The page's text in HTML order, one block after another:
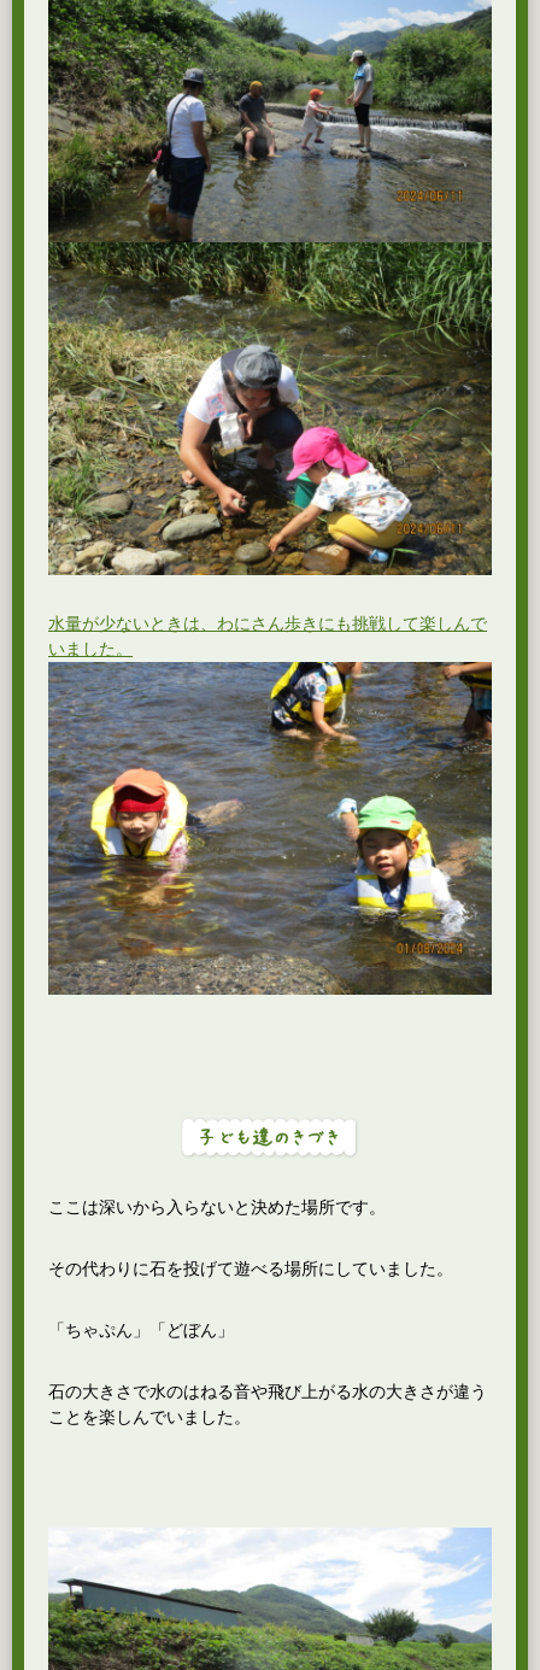
水量が少ないときは、わにさん歩きにも挑戦して楽しんで
いました。
ここは深いから入らないと決めた場所です。
その代わりに石を投げて遊べる場所にしていました。
「ちゃぷん」「どぼん」
石の大きさで水のはねる音や飛び上がる水の大きさが違う
ことを楽しんでいました。